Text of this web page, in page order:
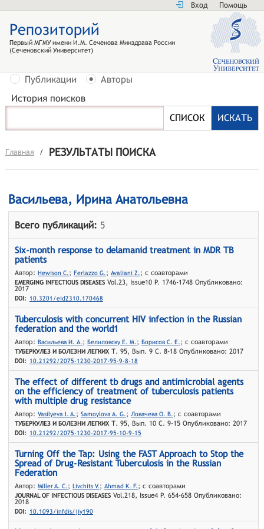
Вход Помощь
Репозиторий
Первый МГМУ имени И.М. Сеченова Минздрава России
(Сеченовский Университет)
Публикации
Авторы
История поисков
Главная / РЕЗУЛЬТАТЫ ПОИСКА
Васильева, Ирина Анатольевна
Всего публикаций: 5
Six-month response to delamanid treatment in MDR TB
patients
Автор: Hewison C.; Ferlazzo G.; Avaliani Z.; с соавторами
EMERGING INFECTIOUS DISEASESVol.23, Issue10 P. 1746-1748 Опубликовано:
2017
DOI: 10.3201/eid2310.170468
Tuberculosis with concurrent HIV infection in the Russian
federation and the world1
Автор: Васильева И. А.; Белиловскy Е. М.; Борисов С. Е.; с соавторами
ТУБЕРКУЛЕЗ И БОЛЕЗНИ ЛЕГКИХТ. 95, Вып. 9 С. 8-18 Опубликовано: 2017
DOI: 10.21292/2075-1230-2017-95-9-8-18
The effect of different tb drugs and antimicrobial agents
on the efficiency of treatment of tuberculosis patients
with multiple drug resistance
Автор: Vasilyeva I. A.; Samoylova A. G.; Ловачева О. В.; с соавторами
ТУБЕРКУЛЕЗ И БОЛЕЗНИ ЛЕГКИХТ. 95, Вып. 10 С. 9-15 Опубликовано: 2017
DOI: 10.21292/2075-1230-2017-95-10-9-15
Turning Off the Tap: Using the FAST Approach to Stop the
Spread of Drug-Resistant Tuberculosis in the Russian
Federation
Автор: Miller A. C.; Livchits V.; Ahmad K. F.; с соавторами
JOURNAL OF INFECTIOUS DISEASESVol.218, Issue4 P. 654-658 Опубликовано:
2018
DOI: 10.1093/infdis/jiy190